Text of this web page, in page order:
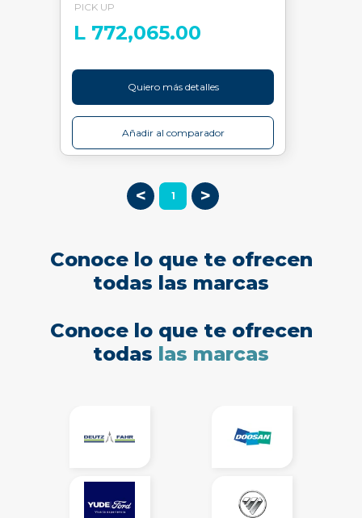
PICK UP
L 772,065.00
Quiero más detalles
Añadir al comparador
< 1 >
Conoce lo que te ofrecen
todas las marcas
Conoce lo que te ofrecen
todas las marcas